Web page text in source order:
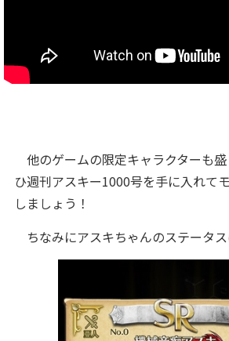
他のゲームの限定キャラクターも
ひ週刊アスキー1000号を手に入れて
しましょう！
ちなみにアスキちゃんのステータス